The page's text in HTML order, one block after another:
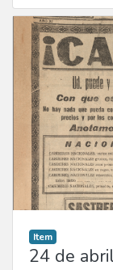
Item
24 de